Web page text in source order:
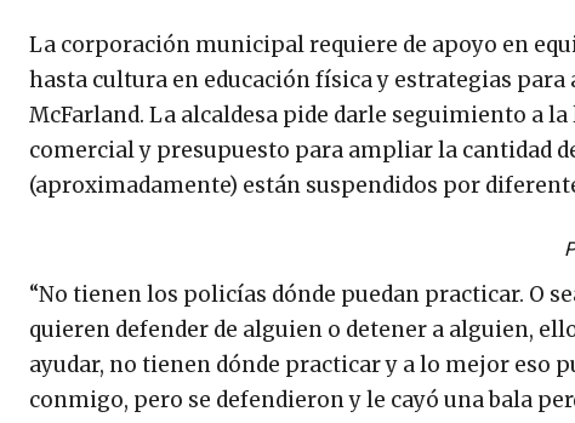
La corporación municipal requiere de apoyo en
hasta cultura en educación física y estrategias
McFarland. La alcaldesa pide darle seguimiento a
comercial y presupuesto para ampliar la cantidad
(aproximadamente) están suspendidos por
“No tienen los policías dónde puedan practicar. O
quieren defender de alguien o detener a alguien,
ayudar, no tienen dónde practicar y a lo mejor eso
conmigo, pero se defendieron y le cayó una bala